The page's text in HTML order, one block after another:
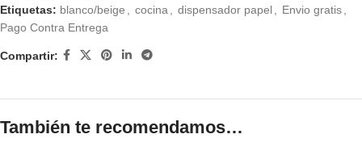
Etiquetas: blanco/beige , cocina, dispensador papel, Envio gratis,
Pago Contra Entrega
Compartir:
También te recomendamos…